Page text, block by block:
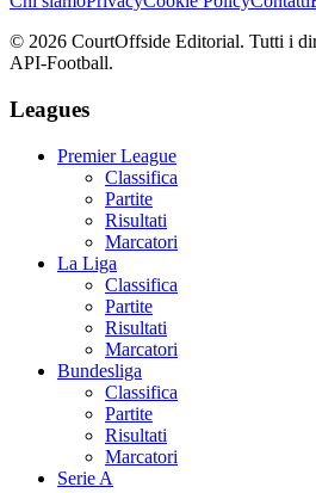
© 2026 CourtOffside Editorial. Tutti i
API-Football.
Leagues
Premier League
Classifica
Partite
Risultati
Marcatori
La Liga
Classifica
Partite
Risultati
Marcatori
Bundesliga
Classifica
Partite
Risultati
Marcatori
Serie A